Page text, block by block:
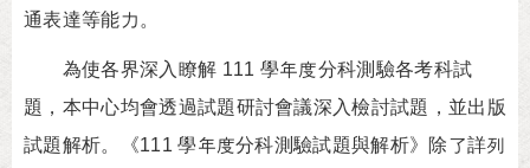
通表達等能力。
為使各界深入瞭解 111 學年度分科測驗各考科試
題，本中心均會透過試題研討會議深入檢討試題，並出版
試題解析。《111 學年度分科測驗試題與解析》除了詳列